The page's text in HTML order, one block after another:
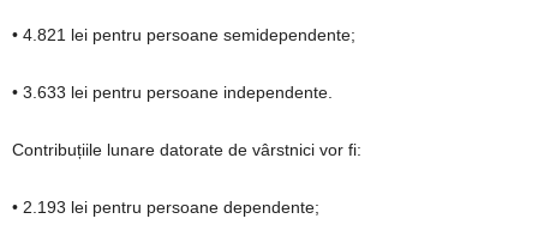
• 4.821 lei pentru persoane semidependente;
• 3.633 lei pentru persoane independente.
Contribuțiile lunare datorate de vârstnici vor fi:
• 2.193 lei pentru persoane dependente;